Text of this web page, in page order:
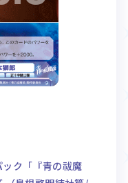
ック「『青の祓魔